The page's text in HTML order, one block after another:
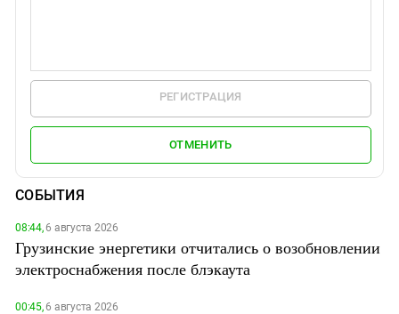
РЕГИСТРАЦИЯ
ОТМЕНИТЬ
СОБЫТИЯ
08:44,6 августа 2026
Грузинские энергетики отчитались о возобновлении
электроснабжения после блэкаута
00:45,6 августа 2026